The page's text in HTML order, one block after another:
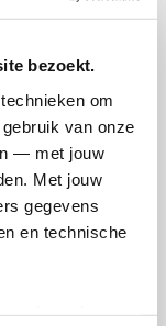
bezoekt.
om
van onze
— met jouw
Met jouw
gegevens
en technische